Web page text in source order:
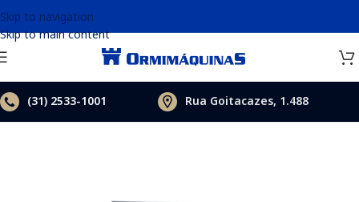
Skip to navigation
Skip to main content
(31) 2533-1001 Rua Goitacazes, 1.488